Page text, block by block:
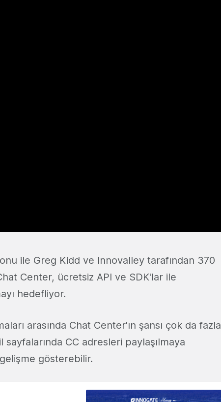
ile Greg Kidd ve Innovalley tarafından 370
Center, ücretsiz API ve SDK'lar ile
hedefliyor.
arasında Chat Center'ın şansı çok da fazla
sayfalarında CC adresleri paylaşılmaya
gösterebilir.